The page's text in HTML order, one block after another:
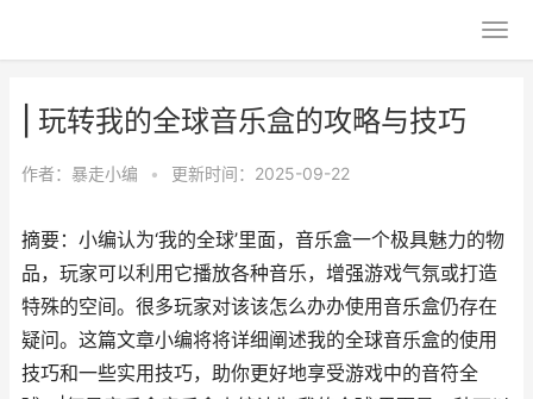
| 玩转我的全球音乐盒的攻略与技巧
作者： 暴走小编 • 更新时间：2025-09-22
摘要：小编认为‘我的全球’里面，音乐盒一个极具魅力的物
品，玩家可以利用它播放各种音乐，增强游戏气氛或打造
特殊的空间。很多玩家对该该怎么办办使用音乐盒仍存在
疑问。这篇文章小编将将详细阐述我的全球音乐盒的使用
技巧和一些实用技巧，助你更好地享受游戏中的音符全